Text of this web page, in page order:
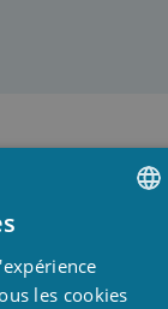
pour
les cookies